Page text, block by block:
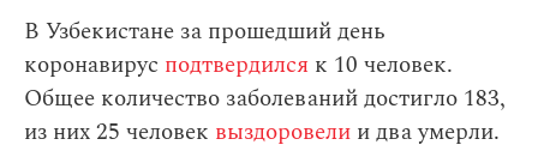
В Узбекистане за прошедший день
коронавирус подтвердился к 10 человек.
Общее количество заболеваний достигло 183,
из них 25 человек выздоровели и два умерли.